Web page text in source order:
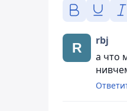
rbj
а что